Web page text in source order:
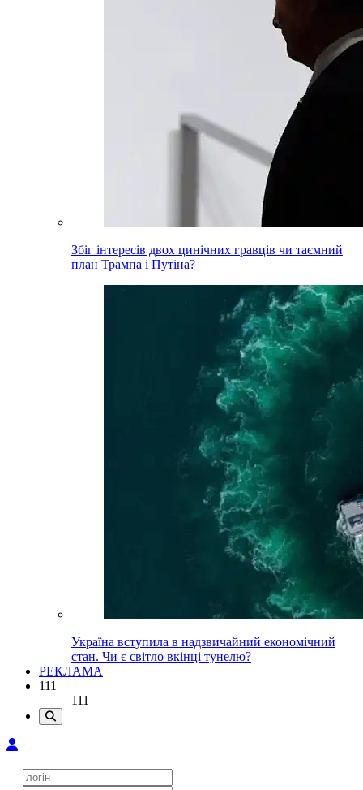
Збіг інтересів двох цинічних гравців чи таємний
план Трампа і Путіна?
Україна вступила в надзвичайний економічний
стан. Чи є світло вкінці тунелю?
РЕКЛАМА
111
111